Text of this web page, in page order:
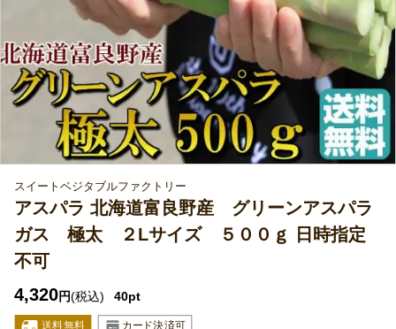
スイートベジタブルファクトリー
アスパラ 北海道富良野産 グリーンアスパラ
ガス 極太 ２Lサイズ ５００ｇ 日時指定
不可
4,320円(税込) 40pt